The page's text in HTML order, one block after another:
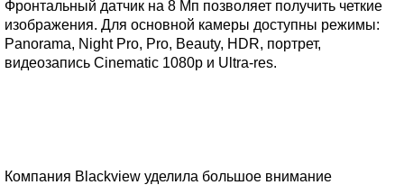
Фронтальный датчик на 8 Мп позволяет получить четкие
изображения. Для основной камеры доступны режимы:
Panorama, Night Pro, Pro, Beauty, HDR, портрет,
видеозапись Cinematic 1080p и Ultra-res.
Компания Blackview уделила большое внимание